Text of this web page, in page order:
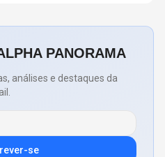
PANORAMA
análises e destaques da
se